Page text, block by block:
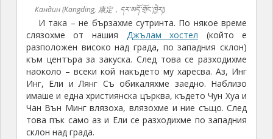
Кандин (Kangding, 康定，དར་མདོ་གྲོང་ཁྱེར།)
И така – не бързахме сутринта. По някое време
слязохме от нашия Джълам хостел (който е
разположен високо над града, по западния склон)
към центъра за закуска. След това се разходихме
наоколо – всеки кой накъдето му харесва. Аз, Инг
Инг, Ели и Лянг Съ обикаляхме заедно. Наблизо
имаше и една християнска църква, където Чун Хуа и
Чан Вън Минг влязоха, влязохме и ние също. След
това пък само аз и Ели се разходихме по западния
склон над града.